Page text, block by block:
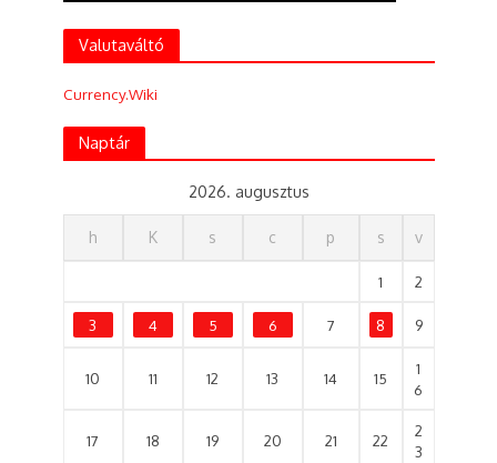
Valutaváltó
Currency.Wiki
Naptár
2026. augusztus
h K s c p s v
1 2
3 4 5 6 7 8 9
10 11 12 13 14 15
1
6
17 18 19 20 21 22
2
3